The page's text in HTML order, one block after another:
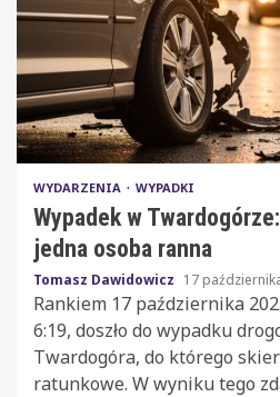
WYDARZENIA WYPADKI
Wypadek w
jedna osoba ranna
Tomasz Dawidowicz 17
Rankiem 17 października
6:19, doszło do wypadku
Twardogóra, do którego
ratunkowe. W wyniku tego